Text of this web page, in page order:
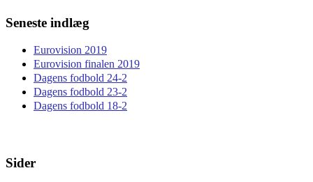
Seneste indlæg
Eurovision 2019
Eurovision finalen 2019
Dagens fodbold 24-2
Dagens fodbold 23-2
Dagens fodbold 18-2
Sider